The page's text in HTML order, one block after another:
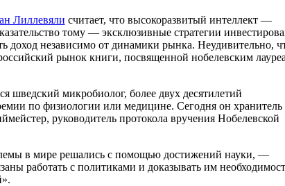
Лиллевяли считает, что высокоразвитый интеллект —
тому — эксклюзивные стратегии
доход независимо от динамики рынка. Неудивительно,
рынок книги, посвященной нобелевским
микробиолог, более двух десятилетий
по физиологии или медицине. Сегодня он хранитель
руководитель протокола вручения Нобелевской
в мире решались с помощью достижений науки, —
работать с политиками и доказывать им